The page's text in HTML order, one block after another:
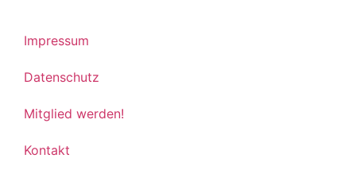
Impressum
Datenschutz
Mitglied werden!
Kontakt